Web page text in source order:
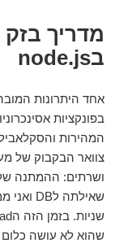
מדריך בזק
בnode.js
בפונקציות
המהירות
שהוא לא עושה